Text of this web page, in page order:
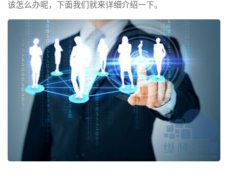
该怎么办呢，下面我们就来详细介绍一下。